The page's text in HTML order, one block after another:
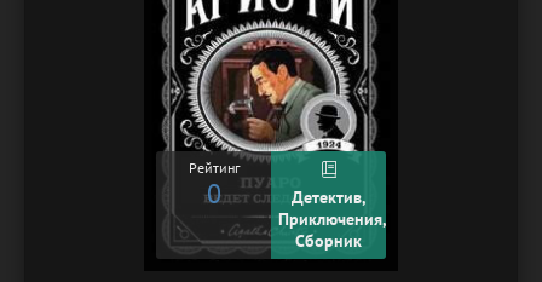
Рейтинг
0
Детектив,
Приключения,
Сборник